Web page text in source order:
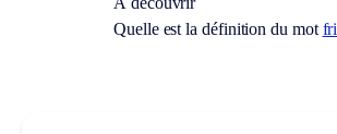
Quelle est la définition du mot